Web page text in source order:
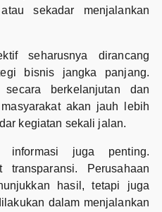
sekadar menjalankan
seharusnya dirancang
bisnis jangka panjang.
berkelanjutan dan
akan jauh lebih
kegiatan sekali jalan.
informasi juga penting.
transparansi. Perusahaan
hasil, tetapi juga
dalam menjalankan